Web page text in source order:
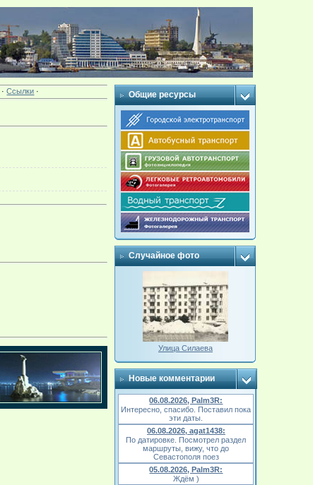
·Ссылки · Общие ресурсы
Случайное фото
Улица Силаева
Новые комментарии
06.08.2026, Palm3R:
Интересно, спасибо. Поставил пока
эти даты.
06.08.2026, agat1438:
По датировке. Посмотрел раздел
маршруты, вижу, что до
Севастополя поез
05.08.2026, Palm3R:
Ждём )